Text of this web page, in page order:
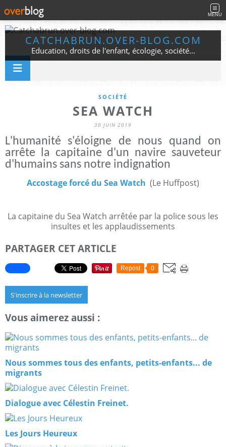
MENU
CATCHABRUN.OVER-BLOG.COM
Education, droits de l'enfant, écologie, société...
SOCIÉTÉ
SEA WATCH
30 JUIN 2019
L'humanité s'éloigne de nous quand on
arrête la capitaine d'un navire sauveteur
d'humains sans notre indignation
Accostage forcé du Sea Watch (Le Huffpost)
La capitaine du Sea Watch arrêtée par la police sous les
insultes et les applaudissements
PARTAGER CET ARTICLE
Repost 0
S'inscrire à la newsletter
Vous aimerez aussi :
Nous sommes tous des enfants, petits-enfants... de
migrants
Dialogue avec Célestin Freinet.
Les Jours Heureux